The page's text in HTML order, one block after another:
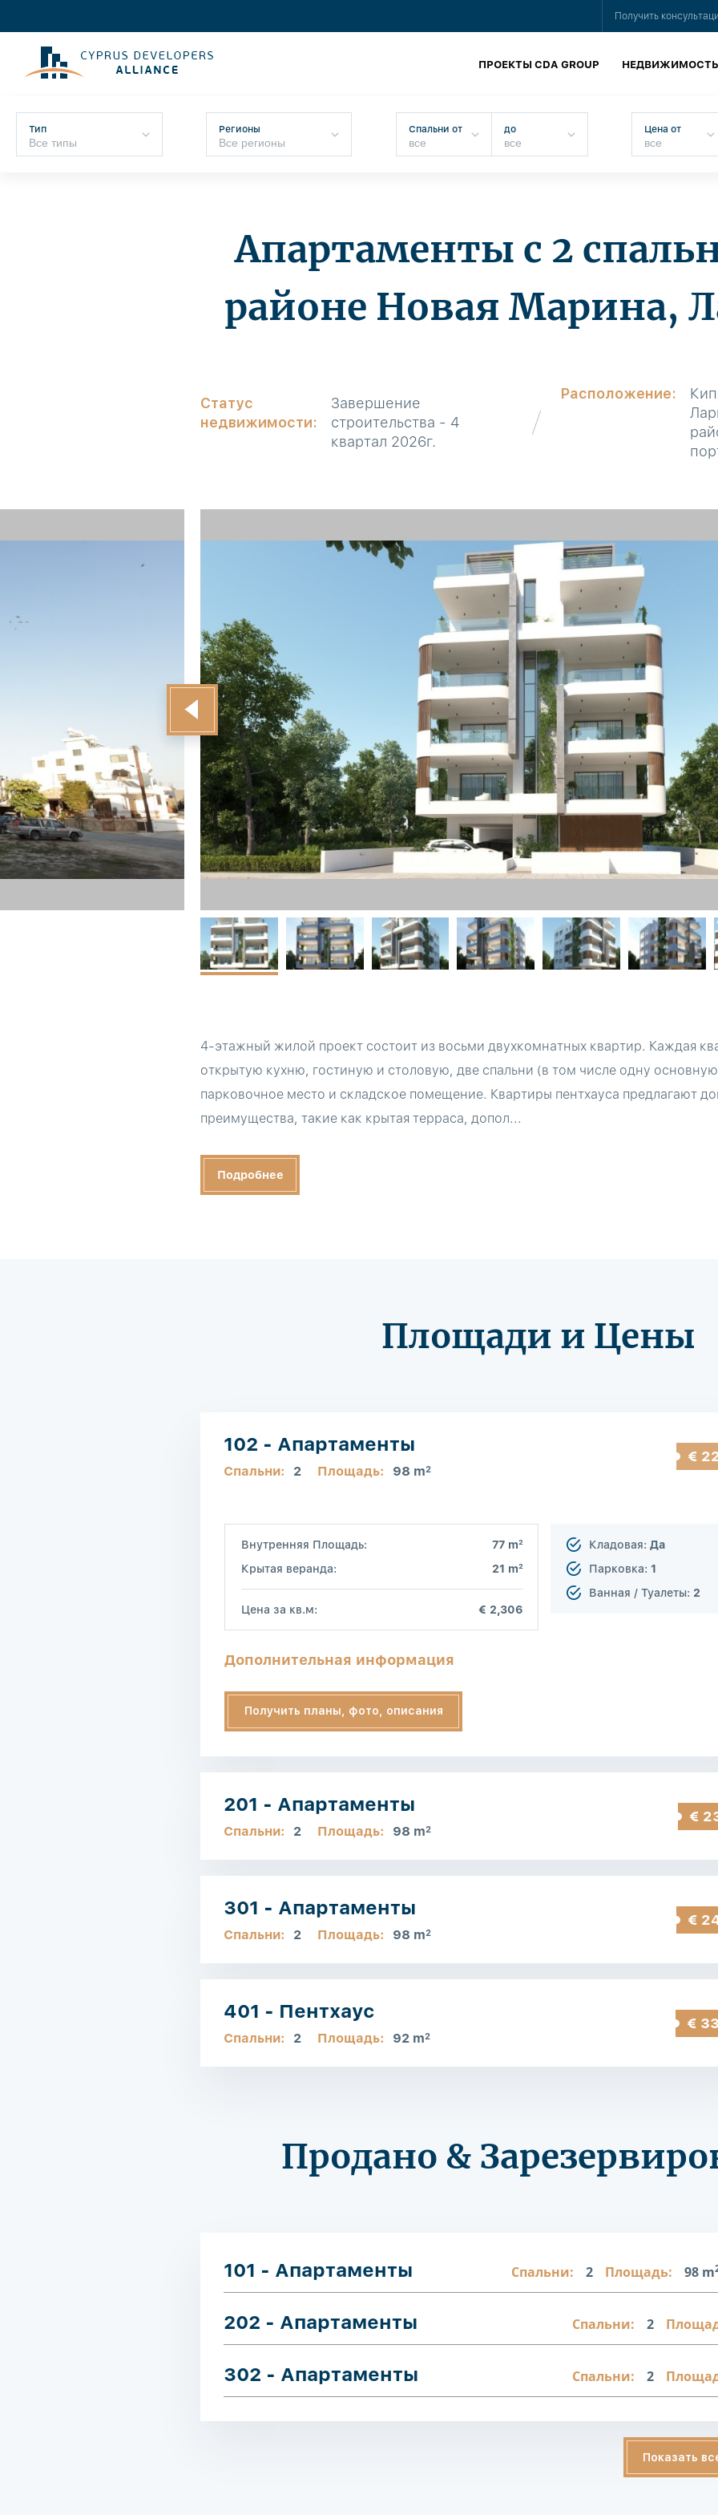
Получить
ПРОЕКТЫ CDA GROUP НЕДВИЖИМОСТЬ
Тип Регионы Спальни от до Цена от
Апартаменты с 2
районе Новая Марина,
Статус
недвижимости:
Завершение
строительства - 4
квартал 2026г.
Расположение:
4-этажный жилой проект состоит из восьми двухкомнатных квартир. Каждая
открытую кухню, гостиную и столовую, две спальни (в том числе одну
парковочное место и складское помещение. Квартиры пентхауса предлагают
преимущества, такие как крытая терраса, допол...
Подробнее
Площади и Цены
102 - Апартаменты
Спальни: 2 Площадь: 98 m2
€
Внутренняя Площадь: 77 m2
Крытая веранда: 21 m2
Цена за кв.м: € 2,306
Кладовая: Да
Парковка: 1
Ванная / Туалеты: 2
Дополнительная информация
Получить планы, фото, описания
201 - Апартаменты
Спальни: 2 Площадь: 98 m2
€
301 - Апартаменты
Спальни: 2 Площадь: 98 m2
€
401 - Пентхаус
Спальни: 2 Площадь: 92 m2
€
Продано &
101 - Апартаменты Спальни: 2 Площадь: 98 m
202 - Апартаменты Спальни: 2
302 - Апартаменты Спальни: 2
Показать